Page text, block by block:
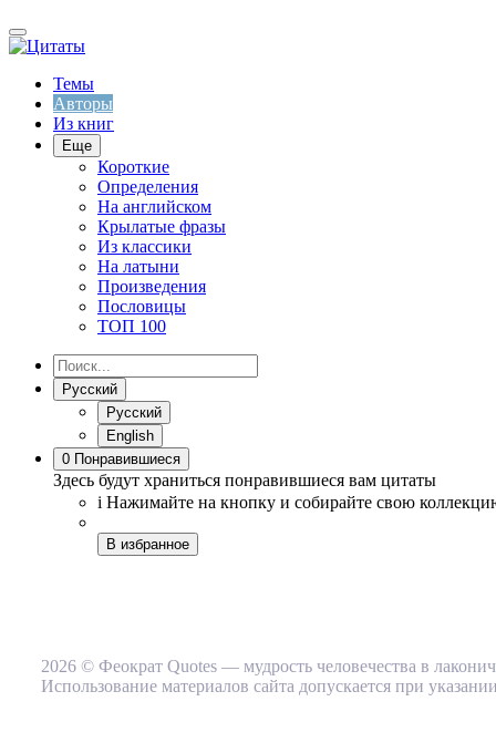
Темы
Авторы
Из книг
Еще
Короткие
Определения
На английском
Крылатые фразы
Из классики
На латыни
Произведения
Пословицы
ТОП 100
Русский
Русский
English
0 Понравившиеся
Здесь будут храниться понравившиеся вам цитаты
i Нажимайте на кнопку и собирайте свою
В избранное
2026 © Феократ Quotes — мудрость человечества в
Использование материалов сайта допускается при